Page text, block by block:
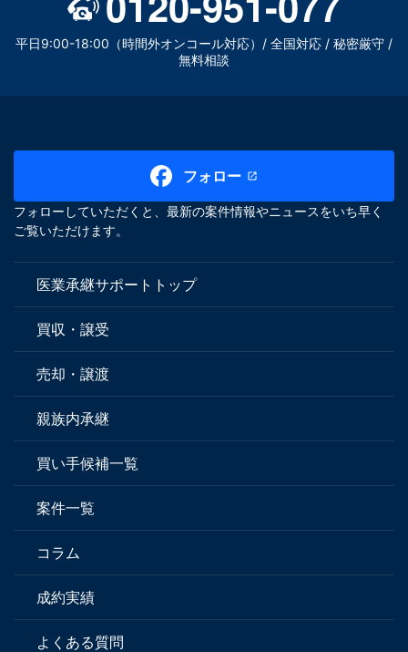
平日9:00-18:00（時間外オンコール対応）/ 全国対応 / 秘密厳守 /
無料相談
フォロー
フォローしていただくと、最新の案件情報やニュースをいち早く
ご覧いただけます。
医業承継サポートトップ
買収・譲受
売却・譲渡
親族内承継
買い手候補一覧
案件一覧
コラム
成約実績
よくある質問